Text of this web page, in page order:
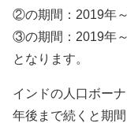
②の期間：2019年
③の期間：2019年
となります。
インドの人口ボー
年後まで続くと期間